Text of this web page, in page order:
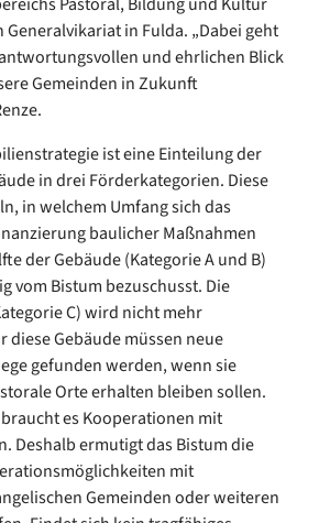
Pastoral, Bildung und Kultur
in Fulda. „Dabei geht
und ehrlichen Blick
Gemeinden in Zukunft
ist eine Einteilung der
in drei Förderkategorien. Diese
in welchem Umfang sich das
baulicher Maßnahmen
der Gebäude (Kategorie A und B)
vom Bistum bezuschusst. Die
C) wird nicht mehr
diese Gebäude müssen neue
gefunden werden, wenn sie
Orte erhalten bleiben sollen.
es Kooperationen mit
Deshalb ermutigt das Bistum die
mit
Gemeinden oder weiteren